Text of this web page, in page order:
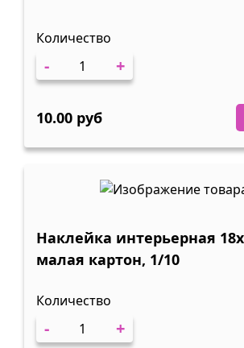
Количество
- +
10.00 руб
Наклейка интерьерная
малая картон, 1/10
Количество
- +